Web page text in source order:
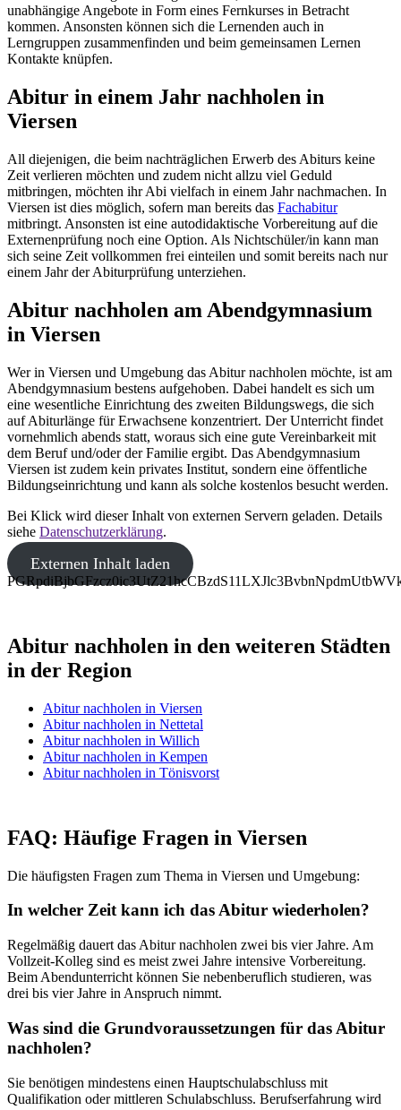
unabhängige Angebote in Form eines Fernkurses in Betracht
kommen. Ansonsten können sich die Lernenden auch in
Lerngruppen zusammenfinden und beim gemeinsamen Lernen
Kontakte knüpfen.
Abitur in einem Jahr nachholen in
Viersen
All diejenigen, die beim nachträglichen Erwerb des Abiturs keine
Zeit verlieren möchten und zudem nicht allzu viel Geduld
mitbringen, möchten ihr Abi vielfach in einem Jahr nachmachen. In
Viersen ist dies möglich, sofern man bereits das Fachabitur
mitbringt. Ansonsten ist eine autodidaktische Vorbereitung auf die
Externenprüfung noch eine Option. Als Nichtschüler/in kann man
sich seine Zeit vollkommen frei einteilen und somit bereits nach nur
einem Jahr der Abiturprüfung unterziehen.
Abitur nachholen am Abendgymnasium
in Viersen
Wer in Viersen und Umgebung das Abitur nachholen möchte, ist am
Abendgymnasium bestens aufgehoben. Dabei handelt es sich um
eine wesentliche Einrichtung des zweiten Bildungswegs, die sich
auf Abiturlänge für Erwachsene konzentriert. Der Unterricht findet
vornehmlich abends statt, woraus sich eine gute Vereinbarkeit mit
dem Beruf und/oder der Familie ergibt. Das Abendgymnasium
Viersen ist zudem kein privates Institut, sondern eine öffentliche
Bildungseinrichtung und kann als solche kostenlos besucht werden.
Bei Klick wird dieser Inhalt von externen Servern geladen. Details
siehe Datenschutzerklärung.
Externen Inhalt laden
Abitur nachholen in den weiteren Städten
in der Region
Abitur nachholen in Viersen
Abitur nachholen in Nettetal
Abitur nachholen in Willich
Abitur nachholen in Kempen
Abitur nachholen in Tönisvorst
FAQ: Häufige Fragen in Viersen
Die häufigsten Fragen zum Thema in Viersen und Umgebung:
In welcher Zeit kann ich das Abitur wiederholen?
Regelmäßig dauert das Abitur nachholen zwei bis vier Jahre. Am
Vollzeit-Kolleg sind es meist zwei Jahre intensive Vorbereitung.
Beim Abendunterricht können Sie nebenberuflich studieren, was
drei bis vier Jahre in Anspruch nimmt.
Was sind die Grundvoraussetzungen für das Abitur
nachholen?
Sie benötigen mindestens einen Hauptschulabschluss mit
Qualifikation oder mittleren Schulabschluss. Berufserfahrung wird